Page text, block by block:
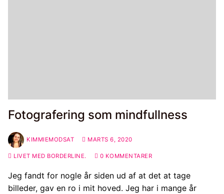
Fotografering som mindfullness
KIMMIEMODSAT MARTS 6, 2020
LIVET MED BORDERLINE. 0 KOMMENTARER
Jeg fandt for nogle år siden ud af at det at tage
billeder, gav en ro i mit hoved. Jeg har i mange år